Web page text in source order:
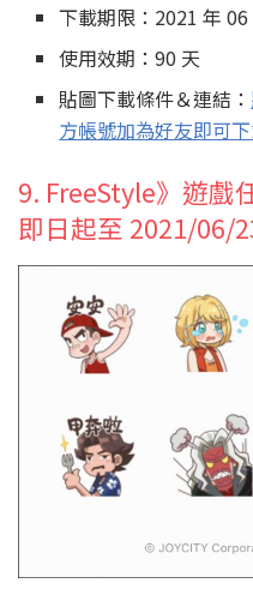
下載期限：2021 年 06
使用效期：90 天
貼圖下載條件＆連結：
方帳號加為好友即可下
9. FreeStyle》遊戲
即日起至 2021/06/